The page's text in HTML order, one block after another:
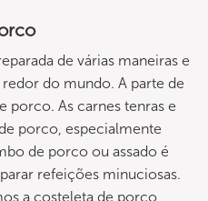
de várias maneiras e
do mundo. A parte de
porco. As carnes tenras e
porco, especialmente
de porco ou assado é
refeições minuciosas.
a costeleta de porco